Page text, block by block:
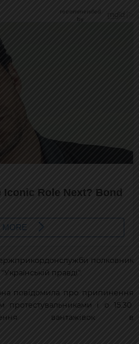
полковник
правді".
повідомила про припинення
протестувальниками і о 15.30
вантажівок в